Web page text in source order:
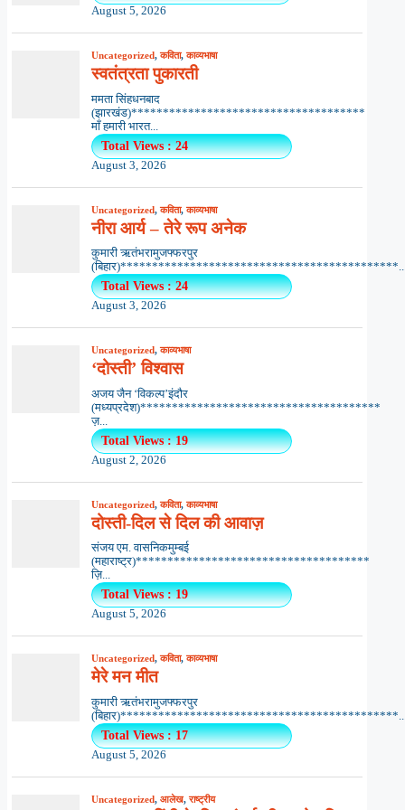
August 5, 2026
Uncategorized,कविता,काव्यभाषा
स्वतंत्रता पुकारती
ममता सिंहधनबाद
(झारखंड)*************************************
माँ हमारी भारत...
Total Views : 24
August 3, 2026
Uncategorized,कविता,काव्यभाषा
नीरा आर्य – तेरे रूप अनेक
कुमारी ऋतंभरामुजफ्फरपुर
Total Views : 24
August 3, 2026
Uncategorized,काव्यभाषा
‘दोस्ती’ विश्वास
अजय जैन ‘विकल्प’इंदौर
(मध्यप्रदेश)**************************************
ज़...
Total Views : 19
August 2, 2026
Uncategorized,कविता,काव्यभाषा
दोस्ती-दिल से दिल की आवाज़
संजय एम. वासनिकमुम्बई
(महाराष्ट्र)*************************************
ज़ि...
Total Views : 19
August 5, 2026
Uncategorized,कविता,काव्यभाषा
मेरे मन मीत
कुमारी ऋतंभरामुजफ्फरपुर
Total Views : 17
August 5, 2026
Uncategorized, आलेख,राष्ट्रीय